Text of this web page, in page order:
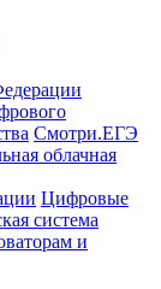
Смотри.ЕГЭ
облачная
Цифровые
система
и